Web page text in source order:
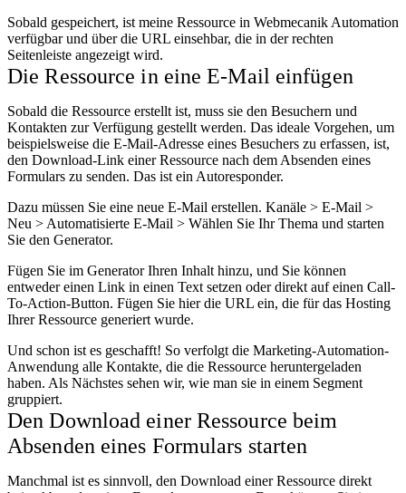
Sobald gespeichert, ist meine Ressource in Webmecanik Automation
verfügbar und über die URL einsehbar, die in der rechten
Seitenleiste angezeigt wird.
Die Ressource in eine E-Mail einfügen
Sobald die Ressource erstellt ist, muss sie den Besuchern und
Kontakten zur Verfügung gestellt werden. Das ideale Vorgehen, um
beispielsweise die E-Mail-Adresse eines Besuchers zu erfassen, ist,
den Download-Link einer Ressource nach dem Absenden eines
Formulars zu senden. Das ist ein Autoresponder.
Dazu müssen Sie eine neue E-Mail erstellen. Kanäle > E-Mail >
Neu > Automatisierte E-Mail > Wählen Sie Ihr Thema und starten
Sie den Generator.
Fügen Sie im Generator Ihren Inhalt hinzu, und Sie können
entweder einen Link in einen Text setzen oder direkt auf einen Call-
To-Action-Button. Fügen Sie hier die URL ein, die für das Hosting
Ihrer Ressource generiert wurde.
Und schon ist es geschafft! So verfolgt die Marketing-Automation-
Anwendung alle Kontakte, die die Ressource heruntergeladen
haben. Als Nächstes sehen wir, wie man sie in einem Segment
gruppiert.
Den Download einer Ressource beim
Absenden eines Formulars starten
Manchmal ist es sinnvoll, den Download einer Ressource direkt